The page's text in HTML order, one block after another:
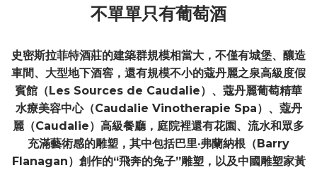
不單單只有葡萄酒
史密斯拉菲特酒莊的建築群規模相當大，不僅有城堡、釀造
車間、大型地下酒窖，還有規模不小的蔻丹麗之泉高級度假
賓館（Les Sources de Caudalie）、蔻丹麗葡萄精華
水療美容中心（Caudalie Vinotherapie Spa）、蔻丹
麗（Caudalie）高級餐廳，庭院裡還有花園、流水和眾多
充滿藝術感的雕塑，其中包括巴里·弗蘭納根（Barry
Flanagan）創作的“飛奔的兔子”雕塑，以及中國雕塑家黃